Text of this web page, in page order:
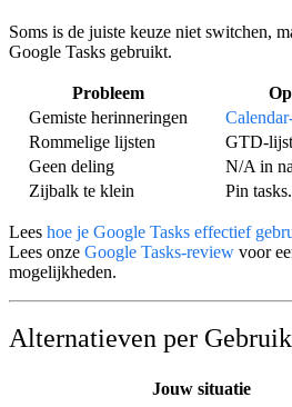
Soms is de juiste keuze niet switchen,
Google Tasks gebruikt.
Probleem
Gemiste herinneringen
Rommelige lijsten
GTD-
Geen deling
N/A in
Zijbalk te klein
Pin
Lees hoe je Google Tasks effectief
Lees onze Google Tasks-review voor
mogelijkheden.
Alternatieven per
Jouw situatie